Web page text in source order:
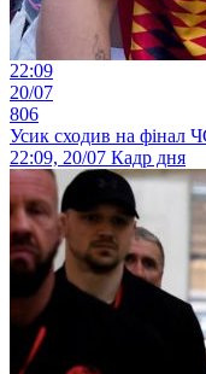
22:09
20/07
806
Усик сходив на фінал
22:09, 20/07 Кадр дня